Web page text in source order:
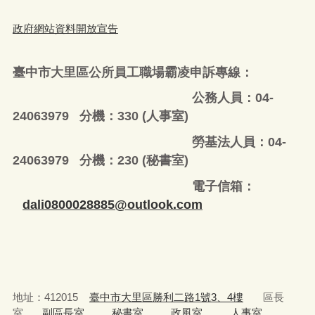
政府網站資料開放宣告
臺中市大里區公所員工職場霸凌申訴專線：
公務人員：04-
24063979 分機：330 (人事室)
勞基法人員：04-
24063979 分機：230 (秘書室)
電子信箱：
dali0800028885@outlook.com
地址：412015 臺中市大里區勝利二路1號3、4樓
區長
室、
副區長室 秘書室、 政風室、 人事室